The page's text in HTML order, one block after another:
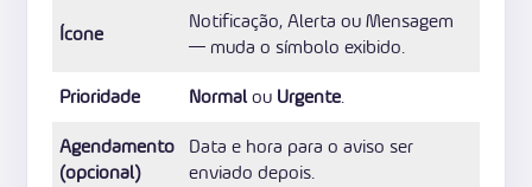
Ícone
Notificação, Alerta ou Mensagem
— muda o símbolo exibido.
Prioridade
Normalou Urgente.
Agendamento
(opcional)
Data e hora para o aviso ser
enviado depois.